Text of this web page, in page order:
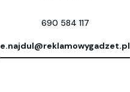
690 584 117
e.najdul@reklamowygadzet.pl